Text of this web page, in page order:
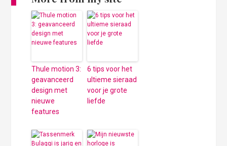
Thule motion 3:
geavanceerd
design met
nieuwe
features
6 tips voor het
ultieme sieraad
voor je grote
liefde